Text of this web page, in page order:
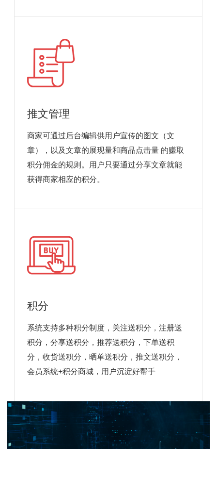
推文管理
商家可通过后台编辑供用户宣传的图文（文
章），以及文章的展现量和商品点击量 的赚取
积分佣金的规则。用户只要通过分享文章就能
获得商家相应的积分。
积分
系统支持多种积分制度，关注送积分，注册送
积分，分享送积分，推荐送积分，下单送积
分，收货送积分，晒单送积分，推文送积分，
会员系统+积分商城，用户沉淀好帮手